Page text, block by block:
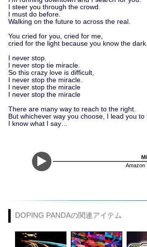
I steer you through the crowd.
I must do before.
Walking on the future to across the real.
You cried for you, cried for me,
cried for the light because you know the dark.
I never stop.
I never stop tie miracle.
So this crazy love is difficult,
I never stop the miracle.
I never stop the miracle
I never stop the miracle
There are many way to reach to the right.
But whichever way you choose, I lead you to
I know what I say…
Amazon
DOPING PANDAの関連アイテム